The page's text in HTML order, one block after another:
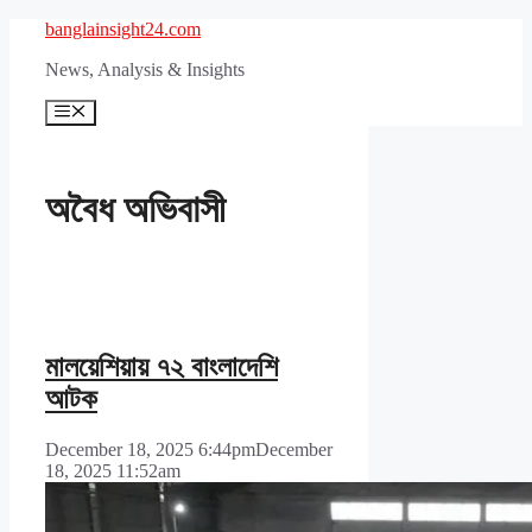
content
banglainsight24.com
News, Analysis & Insights
Menu
অবৈধ অভিবাসী
মালয়েশিয়ায় ৭২ বাংলাদেশি
আটক
December 18, 2025 6:44pmDecember
18, 2025 11:52am